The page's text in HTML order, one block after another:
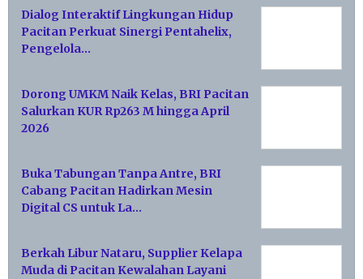
Dialog Interaktif Lingkungan Hidup
Pacitan Perkuat Sinergi Pentahelix,
Pengelola…
Dorong UMKM Naik Kelas, BRI Pacitan
Salurkan KUR Rp263 M hingga April
2026
Buka Tabungan Tanpa Antre, BRI
Cabang Pacitan Hadirkan Mesin
Digital CS untuk La…
Berkah Libur Nataru, Supplier Kelapa
Muda di Pacitan Kewalahan Layani